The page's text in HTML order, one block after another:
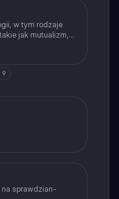
w tym rodzaje
jak mutualizm,
ekosystemach
podsumowanie.
9
sprawdzian-